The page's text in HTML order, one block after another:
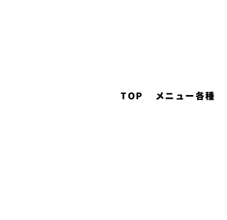
TOP
メニュー各種